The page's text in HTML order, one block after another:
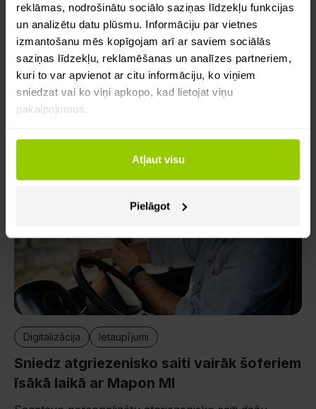
reklāmas, nodrošinātu sociālo saziņas līdzekļu funkcijas
un analizētu datu plūsmu. Informāciju par vietnes
izmantošanu mēs kopīgojam arī ar saviem sociālās
saziņas līdzekļu, reklamēšanas un analīzes partneriem,
kuri to var apvienot ar citu informāciju, ko viņiem
sniedzat vai ko viņi apkopo, kad lietojat viņu
pakalpojumus.
Atļaut visu
Pielāgot
Digitalizācija
Eiropas maksas ceļi: 2026. gada ceļvedis
kravu transportam
Maksāt mazāk par maksas ceļiem ir iespējams!
Uzzini, kā darbojas Eiropas maksas ceļi kravu
20 jūlijs 2026
Digitalizācija Ietaupījumi
Sniedz atgriezenisko saiti vairāk šoferiem
īsākā laikā ar Mapon MI